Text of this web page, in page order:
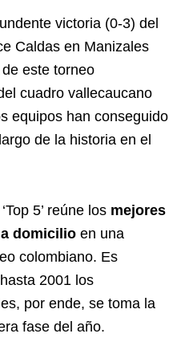
victoria (0-3) del
Caldas en Manizales
este torneo
cuadro vallecaucano
equipos han conseguido
de la historia en el
5’ reúne los mejores
domicilio en una
colombiano. Es
2001 los
por ende, se toma la
fase del año.